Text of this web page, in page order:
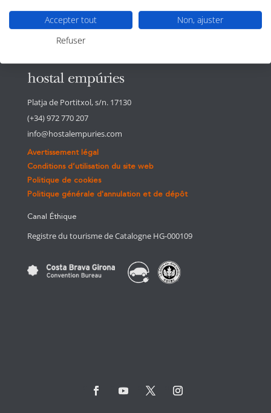
Platja de Portitxol, s/n. 17130
(+34) 972 770 207
info@hostalempuries.com
Avertissement légal
Conditions d’utilisation du site web
Politique de cookies
Politique générale d'annulation et de dépôt
Canal Éthique
Registre du tourisme de Catalogne HG-000109
Accepter tout
Non, ajuster
Refuser